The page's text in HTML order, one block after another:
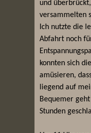
und
versammelten
Ich nutzte die
Abfahrt noch
konnten sich
amüsieren,
liegend auf
Bequemer
Stunden